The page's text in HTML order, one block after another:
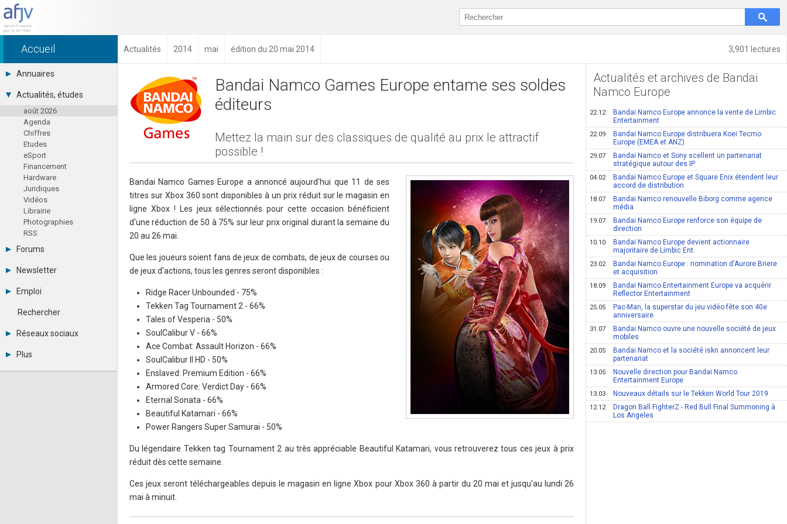
3,901 lectures
Accueil Actualités 2014 mai édition du 20 mai 2014
Annuaires
Toutes les sociétés (691)
Studios (418)
Editeurs (49)
Distributeurs (16)
Hard. / Accessoires (10)
Middlewares (15)
Prestataires (99)
Assoc. / Syndicats (21)
Formations / Ecoles (46)
Presse spécialisée (17)
Actualités, études
août 2026
Agenda
Chiffres
Etudes
eSport
Financement
Hardware
Juridiques
Vidéos
Librairie
Photographies
RSS
Forums
Tous les forums
Se connecter
Messages privés
Contacter un modérateur
Newsletter
Archives
Abonnement
Emploi
Consulter les annonces
Observatoire de l'emploi
Rechercher
Réseaux sociaux
LinkedIn
Plus
Annonceurs
Bandai Namco Games Europe entame ses soldes
éditeurs
Mettez la main sur des classiques de qualité au prix le attractif
possible !
Bandai Namco Games Europe a annoncé aujourd'hui que 11 de ses
titres sur Xbox 360 sont disponibles à un prix réduit sur le magasin en
ligne Xbox ! Les jeux sélectionnés pour cette occasion bénéficient
d'une réduction de 50 à 75% sur leur prix original durant la semaine du
20 au 26 mai.
Que les joueurs soient fans de jeux de combats, de jeux de courses ou
de jeux d'actions, tous les genres seront disponibles :
Ridge Racer Unbounded - 75%
Tekken Tag Tournament 2 - 66%
Tales of Vesperia - 50%
SoulCalibur V - 66%
Ace Combat: Assault Horizon - 66%
SoulCalibur II HD - 50%
Enslaved: Premium Edition - 66%
Armored Core: Verdict Day - 66%
Eternal Sonata - 66%
Beautiful Katamari - 66%
Power Rangers Super Samurai - 50%
Du légendaire Tekken tag Tournament 2 au très appréciable Beautiful Katamari, vous retrouverez tous ces jeux à prix
réduit dès cette semaine.
Ces jeux seront téléchargeables depuis le magasin en ligne Xbox pour Xbox 360 à partir du 20 mai et jusqu'au lundi 26
mai à minuit.
Actualités et archives de Bandai
Namco Europe
22.12
Bandai Namco Europe annonce la vente de Limbic
Entertainment
22.09
Bandai Namco Europe distribuera Koei Tecmo
Europe (EMEA et ANZ)
29.07
Bandai Namco et Sony scellent un partenariat
stratégique autour des IP
04.02
Bandai Namco Europe et Square Enix étendent leur
accord de distribution
18.07
Bandai Namco renouvelle Biborg comme agence
média
19.07
Bandai Namco Europe renforce son équipe de
direction
10.10
Bandai Namco Europe devient actionnaire
majoritaire de Limbic Ent.
23.02
Bandai Namco Europe : nomination d'Aurore Briere
et acquisition
18.09
Bandai Namco Entertainment Europe va acquérir
Reflector Entertainment
25.05
Pac-Man, la superstar du jeu vidéo fête son 40e
anniversaire
31.07
Bandai Namco ouvre une nouvelle société de jeux
mobiles
20.05
Bandai Namco et la société iskn annoncent leur
partenariat
13.05
Nouvelle direction pour Bandai Namco
Entertainment Europe
13.03 Nouveaux détails sur le Tekken World Tour 2019
12.12
Dragon Ball FighterZ - Red Bull Final Summoning à
Los Angeles